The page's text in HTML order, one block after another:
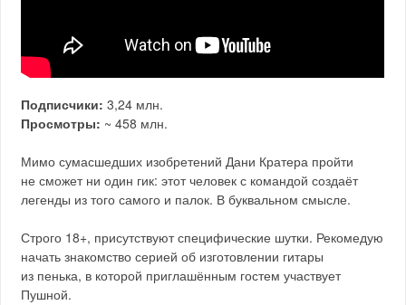
Подписчики: 3,24 млн.
Просмотры: ~ 458 млн.
Мимо сумасшедших изобретений Дани Кратера пройти
не сможет ни один гик: этот человек с командой создаёт
легенды из того самого и палок. В буквальном смысле.
Строго 18+, присутствуют специфические шутки. Рекомедую
начать знакомство серией об изготовлении гитары
из пенька, в которой приглашённым гостем участвует
Пушной.